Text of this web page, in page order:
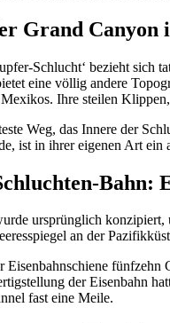
Grand Canyon
Schlucht‘ bezieht sich
eine völlig andere
Ihre steilen
Weg, das Innere der
ist in ihrer eigenen Art ein
Bahn:
ursprünglich konzipiert,
an der
Eisenbahnschiene fünfzehn
der Eisenbahn
fast eine Meile.